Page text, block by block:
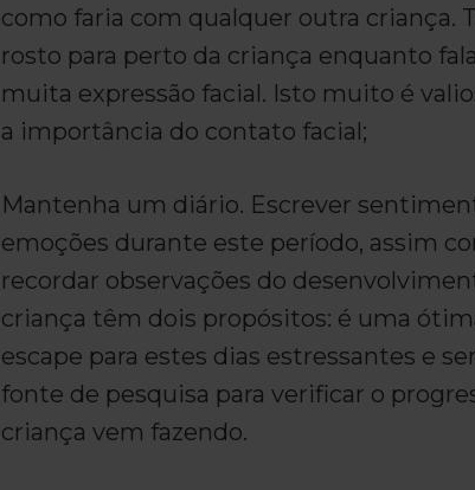
como faria com qualquer outra criança.
rosto para perto da criança enquanto
muita expressão facial. Isto muito é
a importância do contato facial;
Mantenha um diário. Escrever
emoções durante este período, assim
recordar observações do
criança têm dois propósitos: é uma
escape para estes dias estressantes e
fonte de pesquisa para verificar o
criança vem fazendo.